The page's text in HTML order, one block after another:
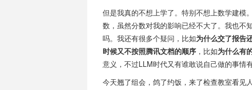
但是我真的不想上学了。特别不想上数学建模
数，虽然分数对我的影响已经不大了。我也不
吗。我还有很多个疑问，比如为什么交了报告
时候又不按照腾讯文档的顺序，比如为什么有
意义，不过LLM时代又有谁敢说自己做的事情
今天翘了组会，鸽了约饭，来了检查教室看见